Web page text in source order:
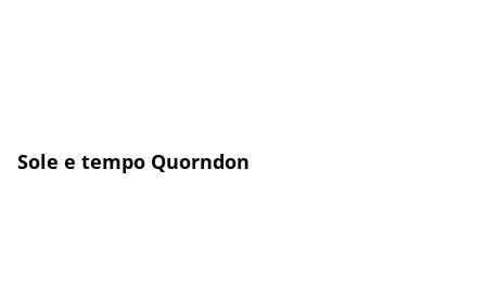
Sole e tempo Quorndon